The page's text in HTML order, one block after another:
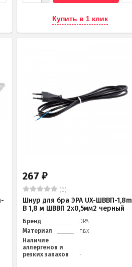
Купить в 1 клик
267 ₽
(0)
Шнур для бра ЭРА UX-ШВВП-
B 1,8 м ШВВП 2x0,5мм2 черный
Бренд
ЭРА
Материал
пвх
Наличие
аллергенов и
резких запахов
-